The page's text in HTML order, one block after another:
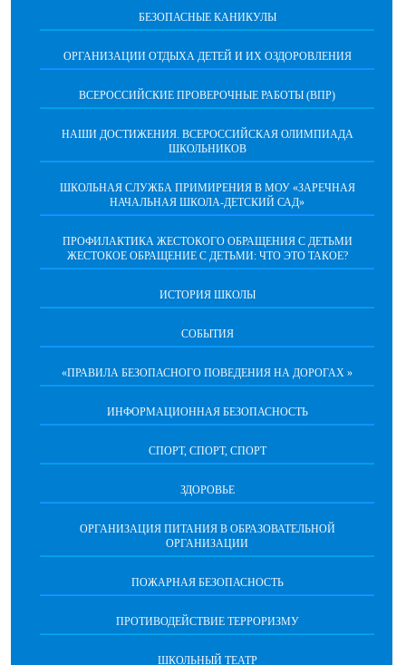
БЕЗОПАСНЫЕ КАНИКУЛЫ
ОРГАНИЗАЦИИ ОТДЫХА ДЕТЕЙ И ИХ ОЗДОРОВЛЕНИЯ
ВСЕРОССИЙСКИЕ ПРОВЕРОЧНЫЕ РАБОТЫ (ВПР)
НАШИ ДОСТИЖЕНИЯ. ВСЕРОССИЙСКАЯ ОЛИМПИАДА
ШКОЛЬНИКОВ
ШКОЛЬНАЯ СЛУЖБА ПРИМИРЕНИЯ В МОУ «ЗАРЕЧНАЯ
НАЧАЛЬНАЯ ШКОЛА-ДЕТСКИЙ САД»
ПРОФИЛАКТИКА ЖЕСТОКОГО ОБРАЩЕНИЯ С ДЕТЬМИ
ЖЕСТОКОЕ ОБРАЩЕНИЕ С ДЕТЬМИ: ЧТО ЭТО ТАКОЕ?
ИСТОРИЯ ШКОЛЫ
СОБЫТИЯ
«ПРАВИЛА БЕЗОПАСНОГО ПОВЕДЕНИЯ НА ДОРОГАХ »
ИНФОРМАЦИОННАЯ БЕЗОПАСНОСТЬ
СПОРТ, СПОРТ, СПОРТ
ЗДОРОВЬЕ
ОРГАНИЗАЦИЯ ПИТАНИЯ В ОБРАЗОВАТЕЛЬНОЙ
ОРГАНИЗАЦИИ
ПОЖАРНАЯ БЕЗОПАСНОСТЬ
ПРОТИВОДЕЙСТВИЕ ТЕРРОРИЗМУ
ШКОЛЬНЫЙ ТЕАТР